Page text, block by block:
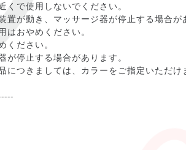
くで使用しないでください。
が動き、マッサージ器が停止する場合が
はおやめください。
ください。
停止する場合があります。
につきましては、カラーをご指定いただけ